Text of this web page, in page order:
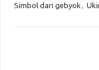
Simbol dari gebyok ,